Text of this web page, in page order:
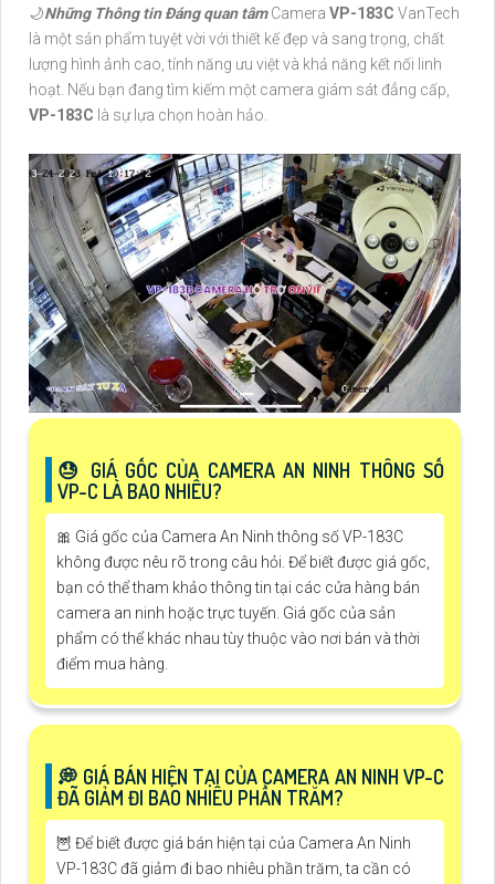
🌙Những Thông tin Đáng quan tâmCamera VP-183C VanTech
là một sản phẩm tuyệt vời với thiết kế đẹp và sang trọng, chất
lượng hình ảnh cao, tính năng ưu việt và khả năng kết nối linh
hoạt. Nếu bạn đang tìm kiếm một camera giám sát đẳng cấp,
VP-183C là sự lựa chọn hoàn hảo.
😓 GIÁ GỐC CỦA CAMERA AN NINH THÔNG SỐ
VP-C LÀ BAO NHIÊU?
🎀 Giá gốc của Camera An Ninh thông số VP-183C
không được nêu rõ trong câu hỏi. Để biết được giá gốc,
bạn có thể tham khảo thông tin tại các cửa hàng bán
camera an ninh hoặc trực tuyến. Giá gốc của sản
phẩm có thể khác nhau tùy thuộc vào nơi bán và thời
điểm mua hàng.
️💭 GIÁ BÁN HIỆN TẠI CỦA CAMERA AN NINH VP-C
ĐÃ GIẢM ĐI BAO NHIÊU PHẦN TRĂM?
🦉 Để biết được giá bán hiện tại của Camera An Ninh
VP-183C đã giảm đi bao nhiêu phần trăm, ta cần có